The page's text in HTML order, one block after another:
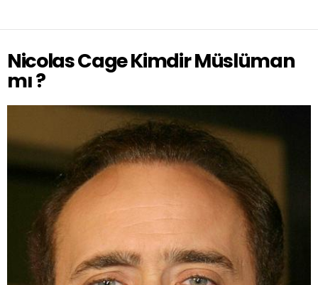
Nicolas Cage Kimdir Müslüman
mı ?